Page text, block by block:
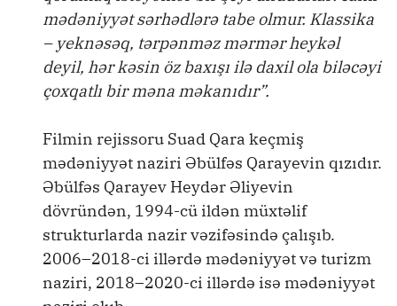
mədəniyyət sərhədlərə tabe olmur. Klassika
– yeknəsəq, tərpənməz mərmər heykəl
deyil, hər kəsin öz baxışı ilə daxil ola biləcəyi
çoxqatlı bir məna məkanıdır”.
Filmin rejissoru Suad Qara keçmiş
mədəniyyət naziri Əbülfəs Qarayevin qızıdır.
Əbülfəs Qarayev Heydər Əliyevin
dövründən, 1994-cü ildən müxtəlif
strukturlarda nazir vəzifəsində çalışıb.
2006–2018-ci illərdə mədəniyyət və turizm
naziri, 2018–2020-ci illərdə isə mədəniyyət